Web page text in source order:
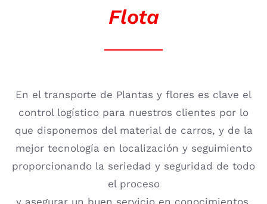
Flota
En el transporte de Plantas y flores es clave el
control logístico para nuestros clientes por lo
que disponemos del material de carros, y de la
mejor tecnología en localización y seguimiento
proporcionando la seriedad y seguridad de todo
el proceso
y asegurar un buen servicio en conocimientos.